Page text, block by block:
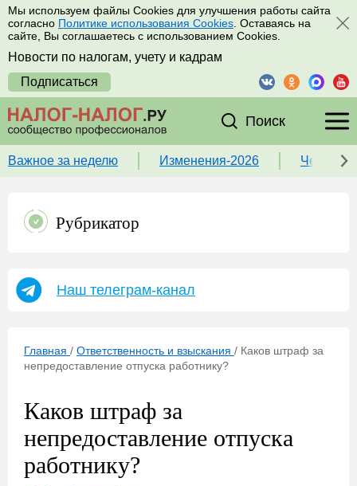
Мы используем файлы Cookies для улучшения работы сайта
согласно Политике использования Cookies . Оставаясь на
сайте, Вы соглашаетесь с использованием Cookies.
Новости по налогам, учету и кадрам
Подписаться
Поиск
Важное за неделю Изменения-2026 Чек-
Рубрикатор
Наш телеграм-канал
Главная / Ответственность и взыскания / Каков штраф за
непредоставление отпуска работнику?
Каков штраф за
непредоставление отпуска
работнику?